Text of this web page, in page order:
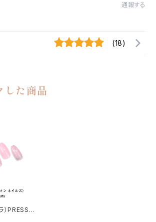
通報する
(18)
した商品
）PRESS-
ン ネイル